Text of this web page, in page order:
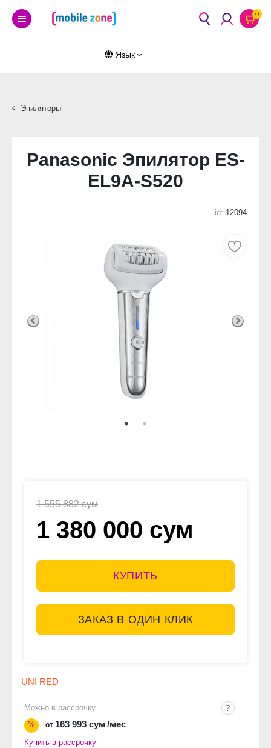
0
Язык
Эпиляторы
Panasonic Эпилятор ES-
EL9A-S520
id: 12094
1 555 882 сум
1 380 000 сум
КУПИТЬ
ЗАКАЗ В ОДИН КЛИК
UNI RED
Можно в рассрочку
%
от 163 993 сум /мес
Купить в рассрочку